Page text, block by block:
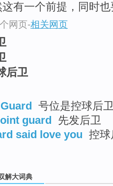
有一个前提，同时
网页-相关网页
后卫
号位是控球后
guard 先发后卫
said love you 控
解大词典